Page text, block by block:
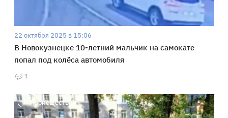
22 октября 2025 в 15:06
В Новокузнецке 10-летний мальчик на самокате
попал под колёса автомобиля
1
Происшествия